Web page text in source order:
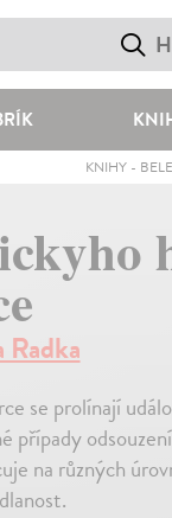
KNIHY -
se prolínají
případy
na různých